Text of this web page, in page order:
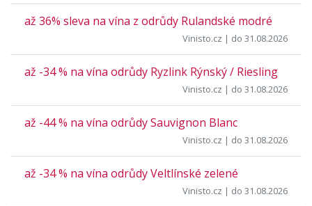
až 36% sleva na vína z odrůdy Rulandské modré
Vinisto.cz | do 31.08.2026
až -34 % na vína odrůdy Ryzlink Rýnský / Riesling
Vinisto.cz | do 31.08.2026
až -44 % na vína odrůdy Sauvignon Blanc
Vinisto.cz | do 31.08.2026
až -34 % na vína odrůdy Veltlínské zelené
Vinisto.cz | do 31.08.2026